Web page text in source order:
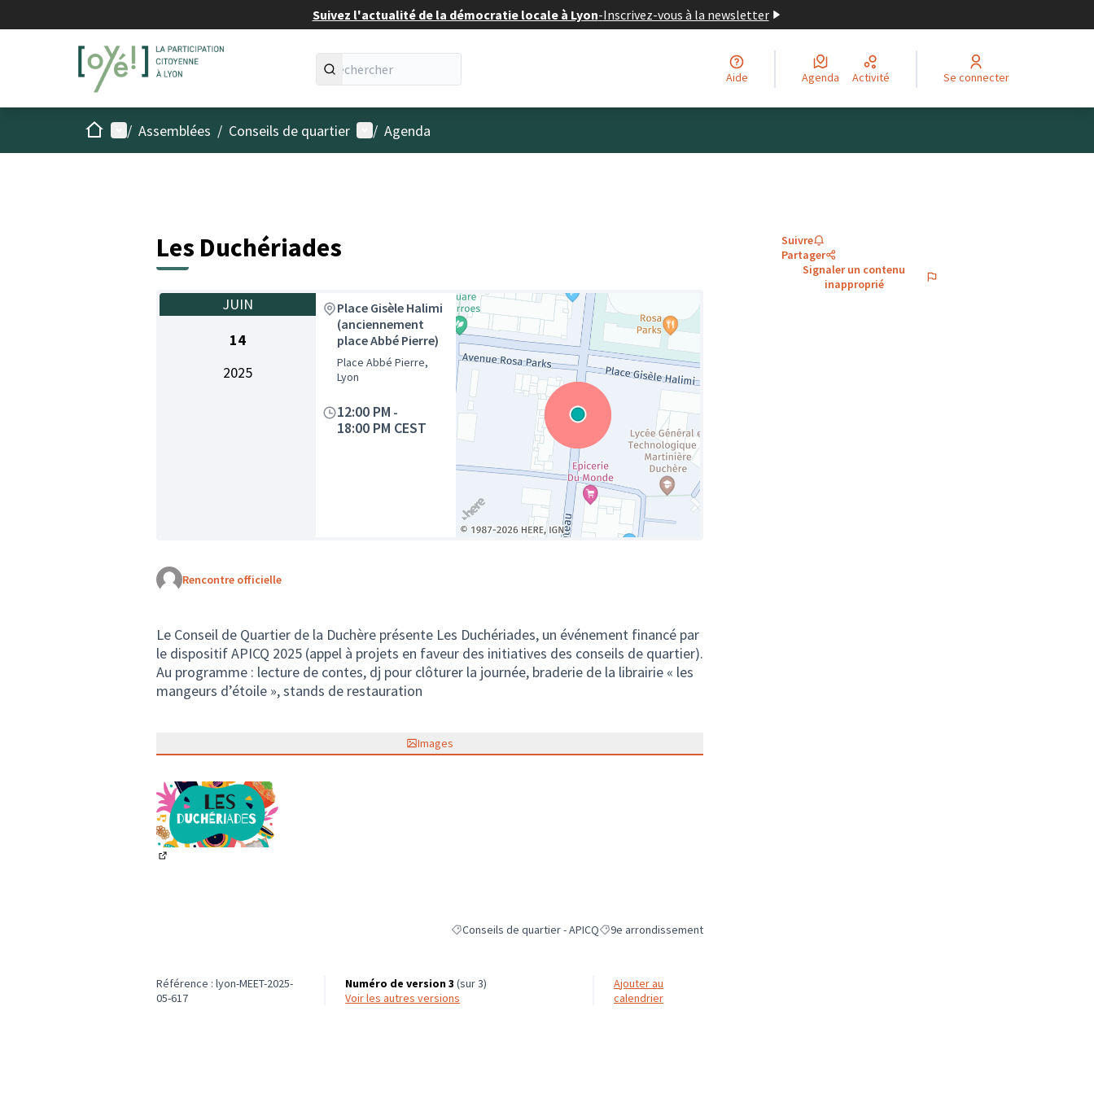
Suivez l'actualité de la démocratie locale à Lyon-Inscrivez-vous à la newsletter
Aide Agenda Activité Se connecter
AccueilMenu principal
/ Assemblées / Conseils de quartier Menu utilisateur
/ Agenda
Les Duchériades
JUIN
14
2025
Place Gisèle Halimi
(anciennement
place Abbé Pierre)
Place Abbé Pierre,
Lyon
12:00 PM -
18:00 PM CEST
Rencontre officielle
Le Conseil de Quartier de la Duchère présente Les Duchériades, un événement financé par
le dispositif APICQ 2025 (appel à projets en faveur des initiatives des conseils de quartier).
Au programme : lecture de contes, dj pour clôturer la journée, braderie de la librairie « les
mangeurs d’étoile », stands de restauration
Images
Filtrer les résultats de la catégorie : Conseils de quartier - APICQ
Conseils de quartier - APICQFiltrer les résultats pour la localisation : 9e arrondissement
9e arrondissement
Suivre
Partager
Signaler un contenu
inapproprié
Référence : lyon-MEET-2025-
05-617
Numéro de version 3 (sur 3)
voir les autres versions
Ajouter au
calendrier